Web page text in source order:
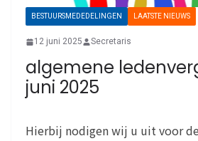
BESTUURSMEDEDELINGEN LAATSTE NIEUWS
12 juni 2025 Secretaris
algemene
juni 2025
Hierbij nodigen wij u uit voor